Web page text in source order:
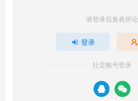
请登录后发表评论
登录
社交账号登录